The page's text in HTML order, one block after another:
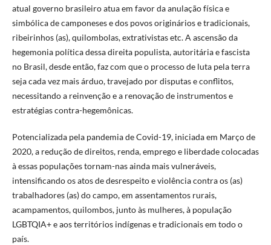
atual governo brasileiro atua em favor da anulação física e
simbólica de camponeses e dos povos originários e tradicionais,
ribeirinhos (as), quilombolas, extrativistas etc. A ascensão da
hegemonia política dessa direita populista, autoritária e fascista
no Brasil, desde então, faz com que o processo de luta pela terra
seja cada vez mais árduo, travejado por disputas e conflitos,
necessitando a reinvenção e a renovação de instrumentos e
estratégias contra-hegemônicas.
Potencializada pela pandemia de Covid-19, iniciada em Março de
2020, a redução de direitos, renda, emprego e liberdade colocadas
à essas populações tornam-nas ainda mais vulneráveis,
intensificando os atos de desrespeito e violência contra os (as)
trabalhadores (as) do campo, em assentamentos rurais,
acampamentos, quilombos, junto às mulheres, à população
LGBTQIA+ e aos territórios indígenas e tradicionais em todo o
país.